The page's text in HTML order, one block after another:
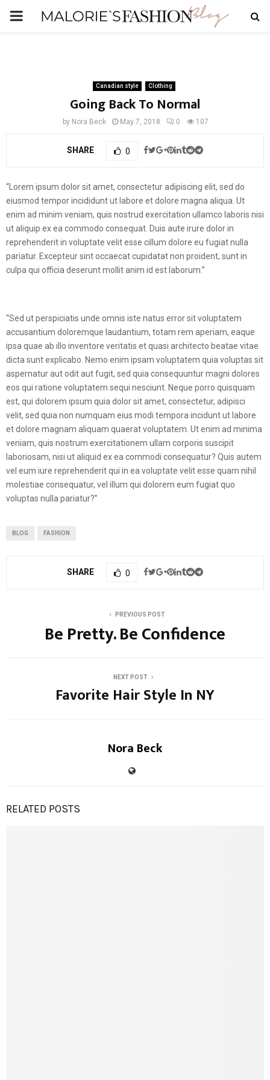
PRIMARY
Canadian style Clothing
Going Back To Normal
by Nora Beck May 7, 2018 0 107
SHARE 0
“Lorem ipsum dolor sit amet, consectetur adipiscing elit, sed do
eiusmod tempor incididunt ut labore et dolore magna aliqua. Ut
enim ad minim veniam, quis nostrud exercitation ullamco laboris nisi
ut aliquip ex ea commodo consequat. Duis aute irure dolor in
reprehenderit in voluptate velit esse cillum dolore eu fugiat nulla
pariatur. Excepteur sint occaecat cupidatat non proident, sunt in
culpa qui officia deserunt mollit anim id est laborum.”
“Sed ut perspiciatis unde omnis iste natus error sit voluptatem
accusantium doloremque laudantium, totam rem aperiam, eaque
ipsa quae ab illo inventore veritatis et quasi architecto beatae vitae
dicta sunt explicabo. Nemo enim ipsam voluptatem quia voluptas sit
aspernatur aut odit aut fugit, sed quia consequuntur magni dolores
eos qui ratione voluptatem sequi nesciunt. Neque porro quisquam
est, qui dolorem ipsum quia dolor sit amet, consectetur, adipisci
velit, sed quia non numquam eius modi tempora incidunt ut labore
et dolore magnam aliquam quaerat voluptatem. Ut enim ad minima
veniam, quis nostrum exercitationem ullam corporis suscipit
laboriosam, nisi ut aliquid ex ea commodi consequatur? Quis autem
vel eum iure reprehenderit qui in ea voluptate velit esse quam nihil
molestiae consequatur, vel illum qui dolorem eum fugiat quo
voluptas nulla pariatur?”
BLOG FASHION
SHARE 0
PREVIOUS POST
Be Pretty. Be Confidence
NEXT POST
Favorite Hair Style In NY
Nora Beck
RELATED POSTS